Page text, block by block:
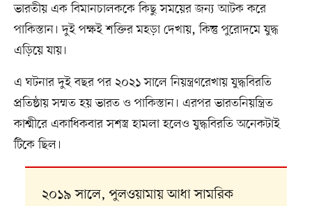
ভারতীয় এক বিমানচালককে কিছু সময়ের জন্য আটক করে
পাকিস্তান। দুই পক্ষই শক্তির মহড়া দেখায়, কিন্তু পুরোদমে যুদ্ধ
এড়িয়ে যায়।
এ ঘটনার দুই বছর পর ২০২১ সালে নিয়ন্ত্রণরেখায় যুদ্ধবিরতি
প্রতিষ্ঠায় সম্মত হয় ভারত ও পাকিস্তান। এরপর ভারতনিয়ন্ত্রিত
কাশ্মীরে একাধিকবার সশস্ত্র হামলা হলেও যুদ্ধবিরতি অনেকটাই
টিকে ছিল।
২০১৯ সালে, পুলওয়ামায় আধা সামরিক